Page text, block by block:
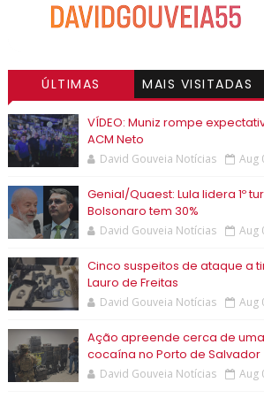
ÚLTIMAS MAIS VISITADAS
VÍDEO: Muniz rompe
ACM Neto
David Gouveia Notícias Aug
Genial/Quaest: Lula lidera 1º
Bolsonaro tem 30%
David Gouveia Notícias Aug
Cinco suspeitos de ataque a
Lauro de Freitas
David Gouveia Notícias Aug
Ação apreende cerca de
cocaína no Porto de Salvador
David Gouveia Notícias Aug